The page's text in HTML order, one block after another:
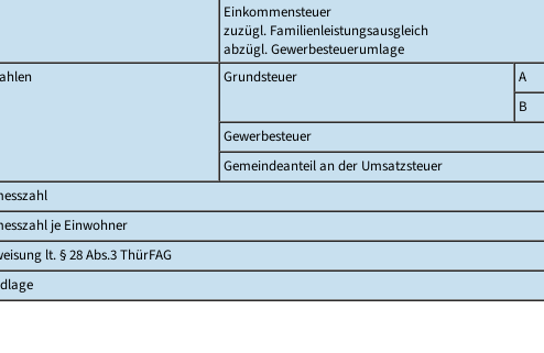
Einkommensteuer
zuzügl. Familienleistungsausgleich
abzügl. Gewerbesteuerumlage
Grundsteuer A
B
Gewerbesteuer
Gemeindeanteil an der Umsatzsteuer
je Einwohner
lt. § 28 Abs.3 ThürFAG